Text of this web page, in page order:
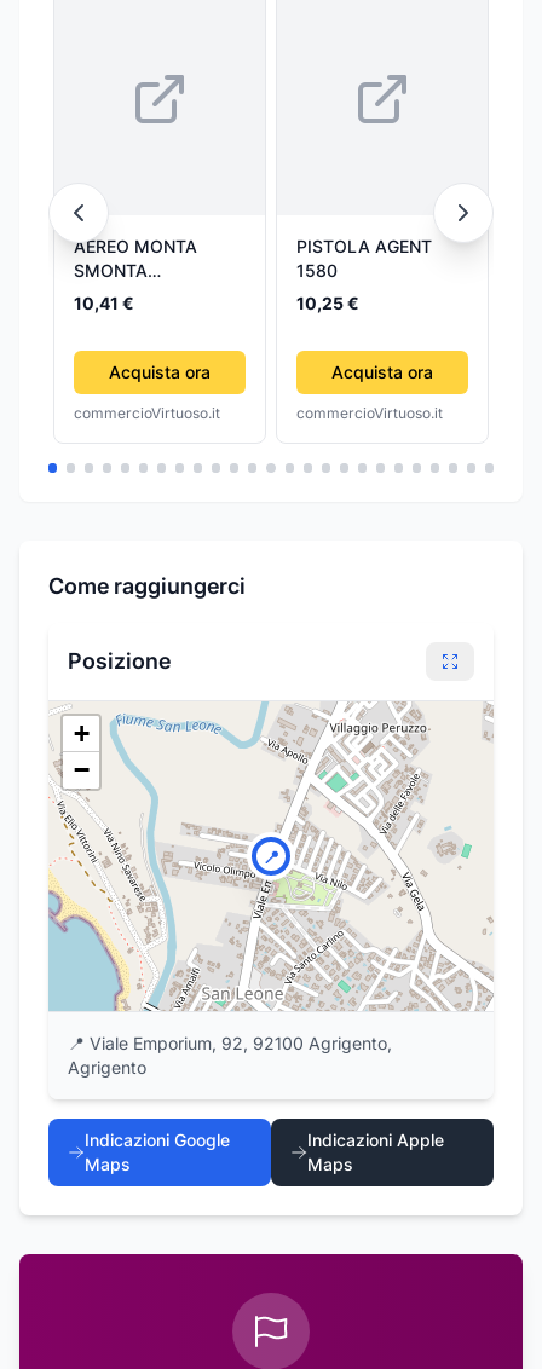
AEREO MONTA
SMONTA
MECCANICO JUNIOR
10,41 €
Acquista ora
commercioVirtuoso.it
PISTOLA AGENT
1580
10,25 €
Acquista ora
commercioVirtuoso.it
Come raggiungerci
Posizione
📍
+
−
📍 Viale Emporium, 92, 92100 Agrigento,
Agrigento
Indicazioni Google
Maps
Indicazioni Apple
Maps